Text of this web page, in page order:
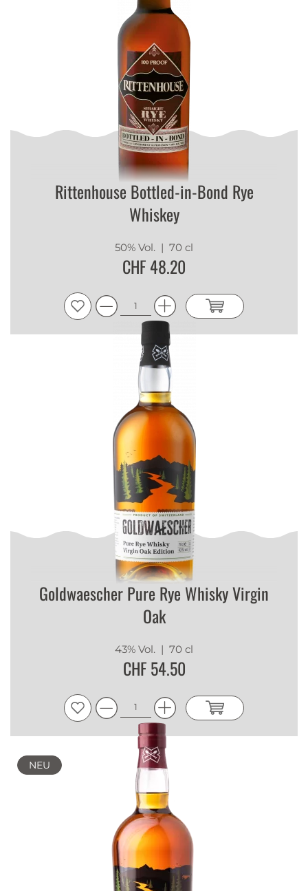
Rittenhouse Bottled-in-Bond Rye
Whiskey
50% Vol. | 70 cl
CHF 48.20
Goldwaescher Pure Rye Whisky Virgin
Oak
43% Vol. | 70 cl
CHF 54.50
NEU